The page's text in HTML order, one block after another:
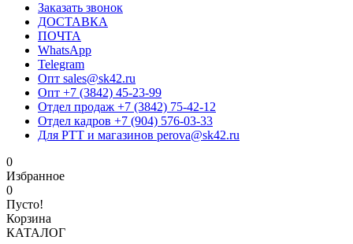
Заказать звонок
ДОСТАВКА
ПОЧТА
WhatsApp
Telegram
Опт sales@sk42.ru
Опт +7 (3842) 45-23-99
Отдел продаж +7 (3842) 75-42-12
Отдел кадров +7 (904) 576-03-33
Для РТТ и магазинов perova@sk42.ru
0
Избранное
0
Пусто!
Корзина
КАТАЛОГ